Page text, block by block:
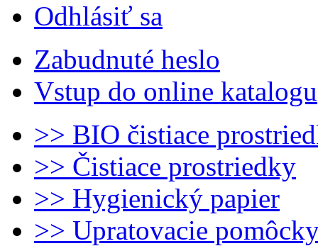
Odhlásiť sa
Zabudnuté heslo
Vstup do online katalogu
>> BIO čistiace
>> Čistiace prostriedky
>> Hygienický papier
>> Upratovacie